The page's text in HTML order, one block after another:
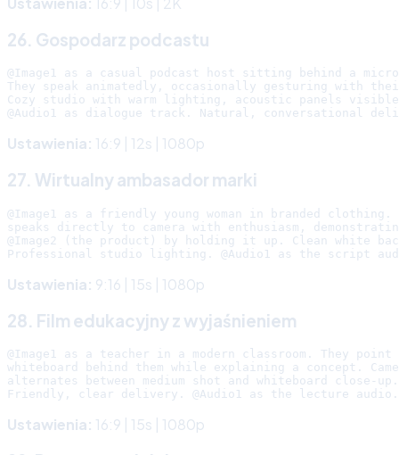
26. Gospodarz podcastu
@Image1 as a casual podcast host sitting behind a
They speak animatedly, occasionally gesturing with
Cozy studio with warm lighting, acoustic panels
Ustawienia: 16:9 | 12s | 1080p
27. Wirtualny ambasador marki
@Image1 as a friendly young woman in branded clothing.
speaks directly to camera with enthusiasm,
@Image2 (the product) by holding it up. Clean white
Ustawienia: 9:16 | 15s | 1080p
28. Film edukacyjny z wyjaśnieniem
@Image1 as a teacher in a modern classroom. They
whiteboard behind them while explaining a concept.
alternates between medium shot and whiteboard close-up.
Ustawienia: 16:9 | 15s | 1080p